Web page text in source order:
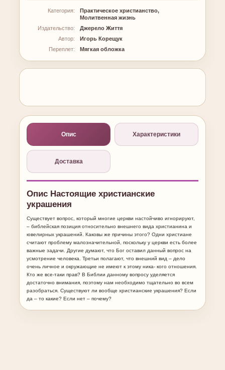
Категория:
Практическое христианство,
Молитвенная жизнь
Издательство:
Джерело Життя
Автор:
Игорь Корещук
Переплет:
Мягкая обложка
Опис Характеристики
Доставка
Опис Настоящие христианские
украшения
Cуществует вопрос, который многие церкви настойчиво игнорируют,
– библейская позиция относительно внешнего вида христианина и
ювелирных украшений. Каковы же причины этого? Одни христиане
считают проблему малозначительной, поскольку у церкви есть более
важные задачи. Другие думают, что Бог оставил данный вопрос на
усмотрение человека. Третьи полагают, что внешний вид – дело
очень личное и окружающие не имеют к этому ника- кого отношения.
Кто же все-таки прав? В Библии данному вопросу уделяется
достаточно внимания, поэтому нам необходимо тщательно во всем
разобраться. Существуют ли вообще христианские украшения? Если
да – то какие? Если нет – почему?